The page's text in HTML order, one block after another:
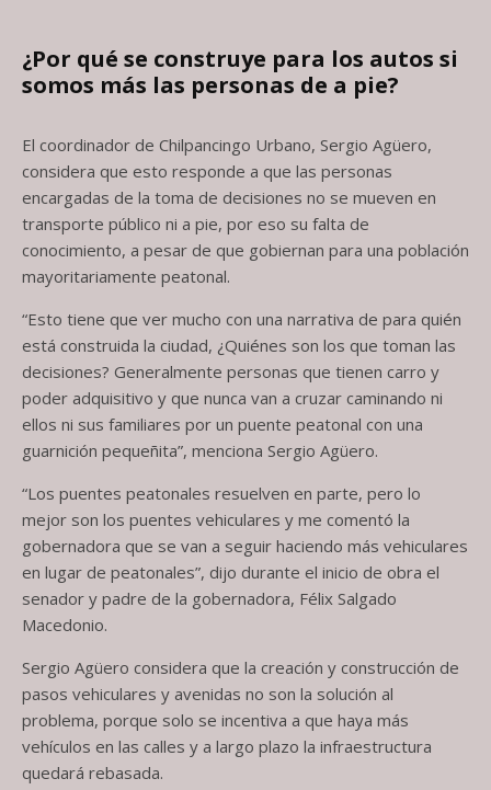
¿Por qué se construye para los autos si
somos más las personas de a pie?
El coordinador de Chilpancingo Urbano, Sergio Agüero,
considera que esto responde a que las personas
encargadas de la toma de decisiones no se mueven en
transporte público ni a pie, por eso su falta de
conocimiento, a pesar de que gobiernan para una población
mayoritariamente peatonal.
“Esto tiene que ver mucho con una narrativa de para quién
está construida la ciudad, ¿Quiénes son los que toman las
decisiones? Generalmente personas que tienen carro y
poder adquisitivo y que nunca van a cruzar caminando ni
ellos ni sus familiares por un puente peatonal con una
guarnición pequeñita”, menciona Sergio Agüero.
“Los puentes peatonales resuelven en parte, pero lo
mejor son los puentes vehiculares y me comentó la
gobernadora que se van a seguir haciendo más vehiculares
en lugar de peatonales”, dijo durante el inicio de obra el
senador y padre de la gobernadora, Félix Salgado
Macedonio.
Sergio Agüero considera que la creación y construcción de
pasos vehiculares y avenidas no son la solución al
problema, porque solo se incentiva a que haya más
vehículos en las calles y a largo plazo la infraestructura
quedará rebasada.